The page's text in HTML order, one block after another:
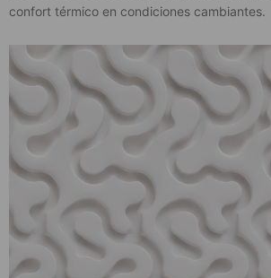
confort térmico en condiciones cambiantes.